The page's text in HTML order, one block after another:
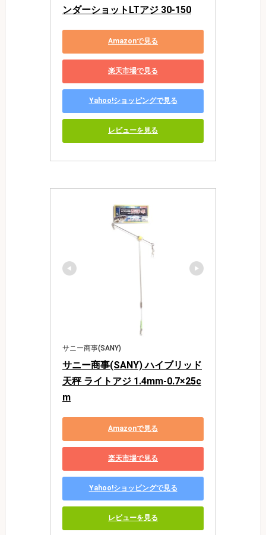
ンダーショットLTアジ 30-150
Amazonで見る
楽天市場で見る
Yahoo!ショッピングで見る
レビューを見る
サニー商事(SANY)
サニー商事(SANY) ハイブリッド
天秤 ライトアジ 1.4mm-0.7×25c
m
Amazonで見る
楽天市場で見る
Yahoo!ショッピングで見る
レビューを見る